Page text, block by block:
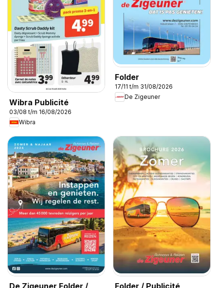
Wibra Publicité
03/08 t/m 16/08/2026
Wibra
Folder
17/11 t/m 31/08/2026
De Zigeuner
De Zigeuner Folder /
Folder / Publicité